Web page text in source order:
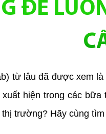
ĐẾ
từ lâu đã được xem
hiện trong các
trường? Hãy cùng